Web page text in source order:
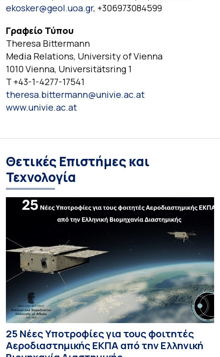
ekosker@geol.uoa.gr, +306973084599
Γραφείο Τύπου
Theresa Bittermann
Media Relations, University of Vienna
1010 Vienna, Universitätsring 1
T +43-1-4277-17541
theresa.bittermann@univie.ac.at
www.univie.ac.at
Θετικές Επιστήμες και
Τεχνολογία
25 Νέες Υποτροφίες για τους φοιτητές
Αεροδιαστημικής ΕΚΠΑ από την Ελληνική